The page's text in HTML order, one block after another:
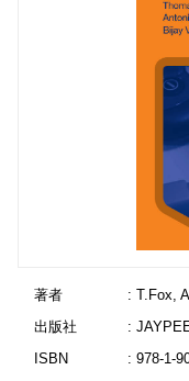
著者
: T.Fox,
出版社
:
ISBN
: 978-1-